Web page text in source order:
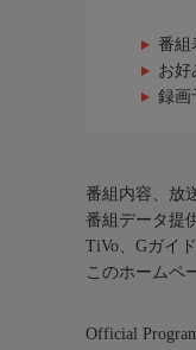
番組
お好
録画
番組内容、放
番組データ提
TiVo、Gガイ
このホームペ
Official